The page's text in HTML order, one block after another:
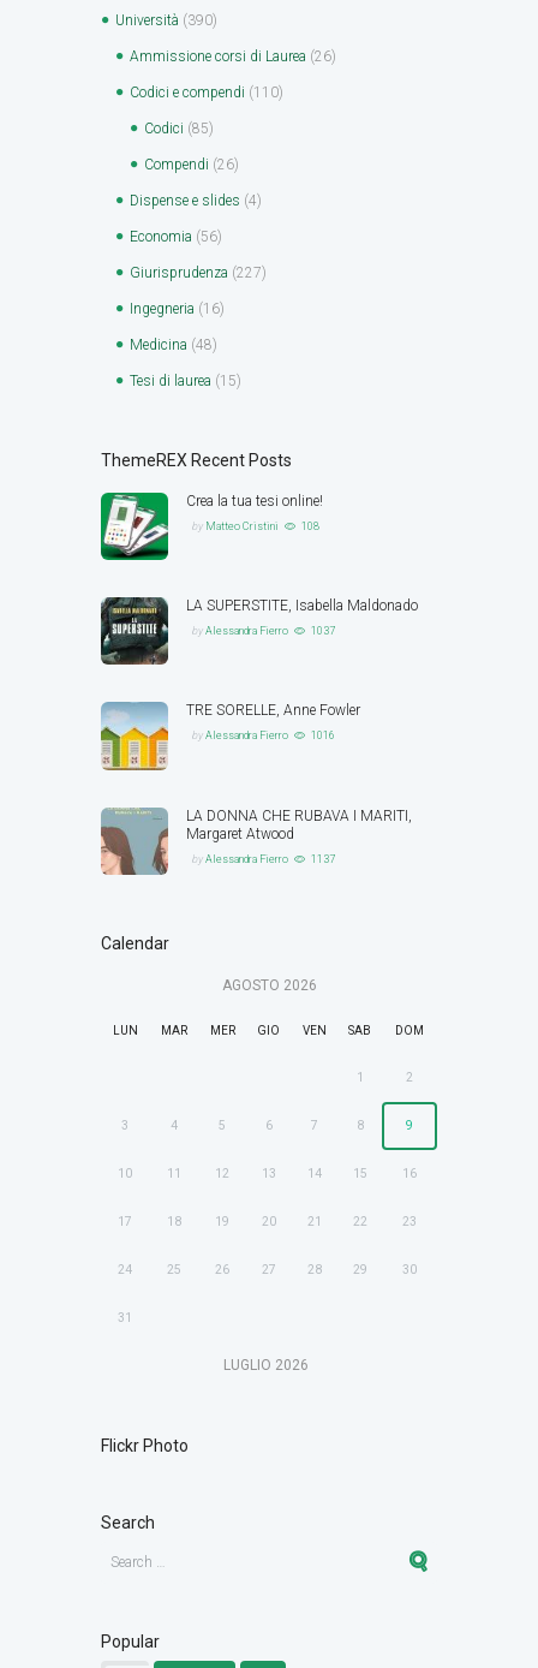
Università (390)
Ammissione corsi di Laurea (26)
Codici e compendi (110)
Codici (85)
Compendi (26)
Dispense e slides (4)
Economia (56)
Giurisprudenza (227)
Ingegneria (16)
Medicina (48)
Tesi di laurea (15)
ThemeREX Recent Posts
Crea la tua tesi online!
by Matteo Cristini 108
LA SUPERSTITE, Isabella Maldonado
byAlessandra Fierro 1037
TRE SORELLE, Anne Fowler
byAlessandra Fierro 1016
LA DONNA CHE RUBAVA I MARITI,
Margaret Atwood
byAlessandra Fierro 1137
Calendar
AGOSTO 2026
LUN MAR MER GIO VEN SAB DOM
1 2
3 4 5 6 7 8 9
10 11 12 13 14 15 16
17 18 19 20 21 22 23
24 25 26 27 28 29 30
31
LUGLIO 2026
Flickr Photo
Search
Popular